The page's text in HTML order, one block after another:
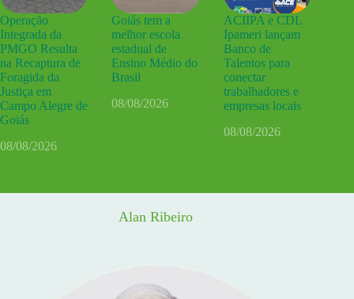
Operação
Integrada da
PMGO Resulta
na Recaptura de
Foragida da
Justiça em
Campo Alegre de
Goiás
08/08/2026
Goiás tem a
melhor escola
estadual de
Ensino Médio do
Brasil
08/08/2026
ACIIPA e CDL
Ipameri lançam
Banco de
Talentos para
conectar
trabalhadores e
empresas locais
08/08/2026
Alan Ribeiro